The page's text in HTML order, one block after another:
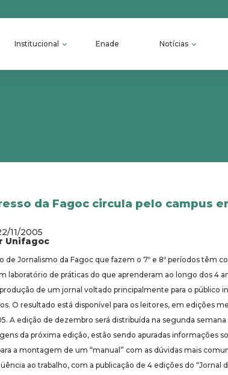
Institucional Enade Notícias
da Fagoc circula pelo campus
11/2005
Unifagoc
de Jornalismo da Fagoc que fazem o 7º e 8º períodos têm
laboratório de práticas do que aprenderam ao longo dos 4
de um jornal voltado principalmente para o público
O resultado está disponível para os leitores, em edições
A edição de dezembro será distribuída na segunda semana
da próxima edição, estão sendo apuradas informações
a montagem de um “manual” com as dúvidas mais
ao trabalho, com a publicação de 4 edições do “Jornal